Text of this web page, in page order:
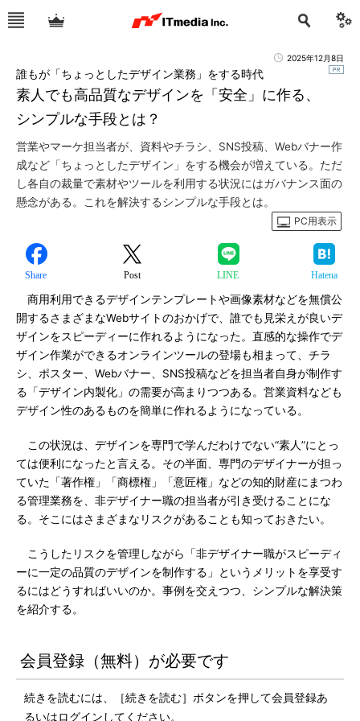
2025年12月8日
素人でも高品質なデザインを「安全」に作る、
シンプルな手段とは？
誰もが「ちょっとしたデザイン業務」をする時代
営業やマーケ担当者が、資料やチラシ、SNS投稿、Webバナー作
成など「ちょっとしたデザイン」をする機会が増えている。ただ
し各自の裁量で素材やツールを利用する状況にはガバナンス面の
懸念がある。これを解決するシンプルな手段とは。
PC用表示
Share Post LINE Hatena
商用利用できるデザインテンプレートや画像素材などを無償公
開するさまざまなWebサイトのおかげで、誰でも見栄えが良いデ
ザインをスピーディーに作れるようになった。直感的な操作でデ
ザイン作業ができるオンラインツールの登場も相まって、チラ
シ、ポスター、Webバナー、SNS投稿などを担当者自身が制作す
る「デザイン内製化」の需要が高まりつつある。営業資料なども
デザイン性のあるものを簡単に作れるようになっている。
この状況は、デザインを専門で学んだわけでない“素人”にとっ
ては便利になったと言える。その半面、専門のデザイナーが担っ
ていた「著作権」「商標権」「意匠権」などの知的財産にまつわ
る管理業務を、非デザイナー職の担当者が引き受けることにな
る。そこにはさまざまなリスクがあることも知っておきたい。
こうしたリスクを管理しながら「非デザイナー職がスピーディ
ーに一定の品質のデザインを制作する」というメリットを享受す
るにはどうすればいいのか。事例を交えつつ、シンプルな解決策
を紹介する。
会員登録（無料）が必要です
続きを読むには、［続きを読む］ボタンを押して会員登録あ
るいはログインしてください。